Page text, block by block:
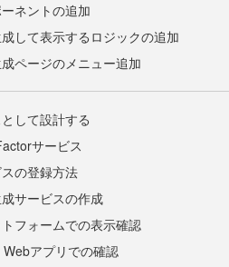
ネントの追加
して表示するロジックの追加
ページのメニュー追加
して設計する
サービス
の登録方法
サービスの作成
フォームでの表示確認
Webアプリでの確認